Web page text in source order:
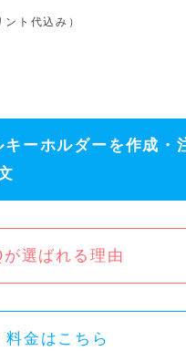
ント代込み）
ーホルダーを作成・
が選ばれる理由
料金はこちら